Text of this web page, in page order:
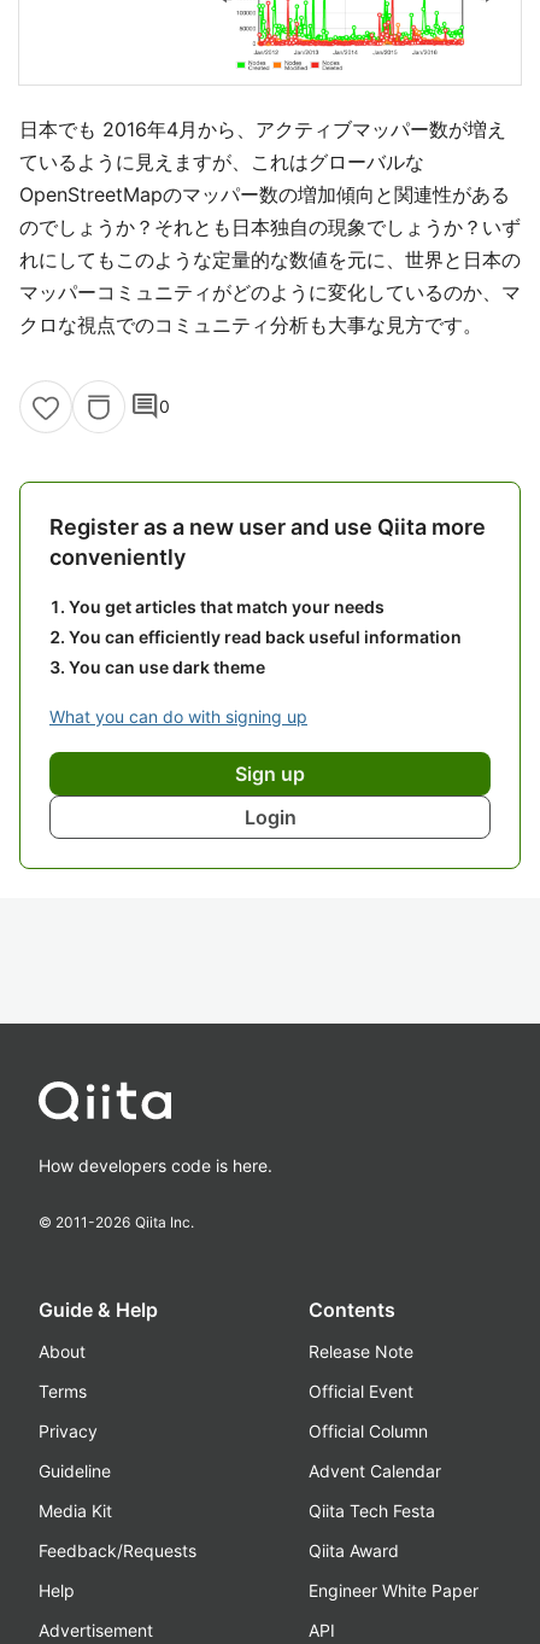
日本でも 2016年4月から、アクティブマッパー数が増え
ているように見えますが、これはグローバルな
OpenStreetMapのマッパー数の増加傾向と関連性がある
のでしょうか？それとも日本独自の現象でしょうか？いず
れにしてもこのような定量的な数値を元に、世界と日本の
マッパーコミュニティがどのように変化しているのか、マ
クロな視点でのコミュニティ分析も大事な見方です。
comment0
Register as a new user and use Qiita more
conveniently
You get articles that match your needs
You can efficiently read back useful information
You can use dark theme
What you can do with signing up
Sign up
Login
How developers code is here.
© 2011-2026 Qiita Inc.
Guide & Help
About
Terms
Privacy
Guideline
Media Kit
Feedback/Requests
Help
Advertisement
Contents
Release Note
Official Event
Official Column
Advent Calendar
Qiita Tech Festa
Qiita Award
Engineer White Paper
API